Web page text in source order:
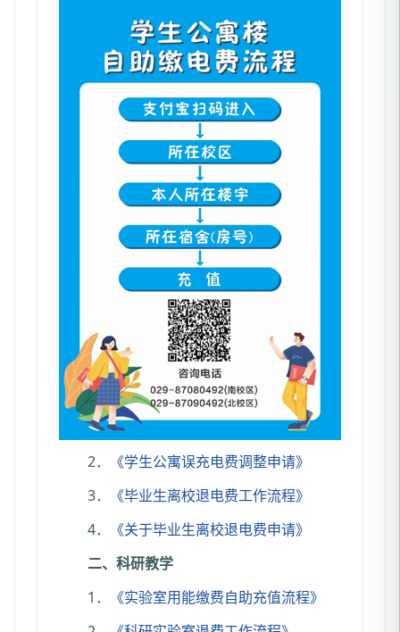
2．
《学生公寓误充电费调整申请》
3．
《毕业生离校退电费工作流程》
4．
《关于毕业生离校退电费申请》
二、科研教学
1．
《实验室用能缴费自助充值流程》